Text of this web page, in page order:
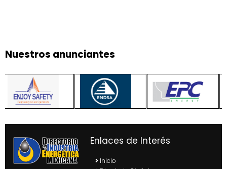
Nuestros anunciantes
Enlaces de Interés
Inicio